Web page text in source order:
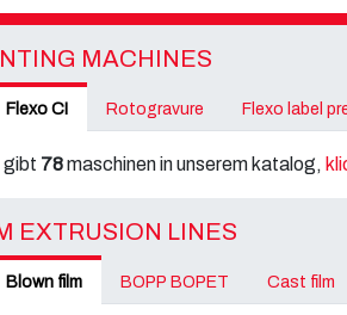
MACHINES
Flexo CI Rotogravure Flexo label
gibt 78maschinen in unserem katalog,
EXTRUSION LINES
Blown film BOPP BOPET Cast film